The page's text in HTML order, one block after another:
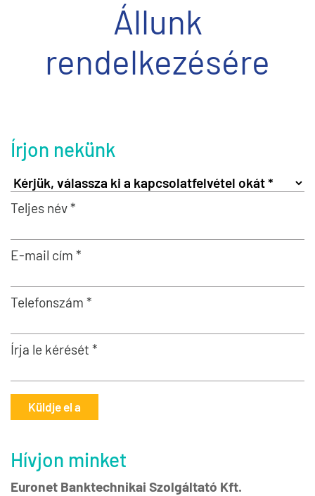
Állunk
rendelkezésére
Írjon nekünk
Teljes név *
E-mail cím *
Telefonszám *
Írja le kérését *
Küldje el a
Hívjon minket
Euronet Banktechnikai Szolgáltató Kft.